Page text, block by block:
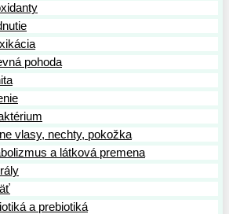
pohoda
vlasy, nechty, pokožka
a látková premena
a prebiotiká